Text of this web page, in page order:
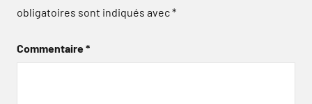
obligatoires sont indiqués avec*
Commentaire*